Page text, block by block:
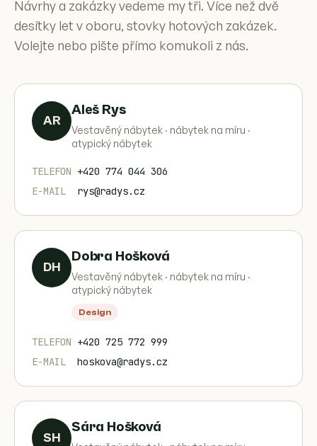
Návrhy a zakázky vedeme my tři. Více než dvě
desítky let v oboru, stovky hotových zakázek.
Volejte nebo pište přímo komukoli z nás.
AR
Aleš Rys
Vestavěný nábytek · nábytek na míru ·
atypický nábytek
TELEFON +420 774 044 306
E-MAIL
rys@radys.cz
DH
Dobra Hošková
Vestavěný nábytek · nábytek na míru ·
atypický nábytek
Design
TELEFON +420 725 772 999
E-MAIL
hoskova@radys.cz
SH
Sára Hošková